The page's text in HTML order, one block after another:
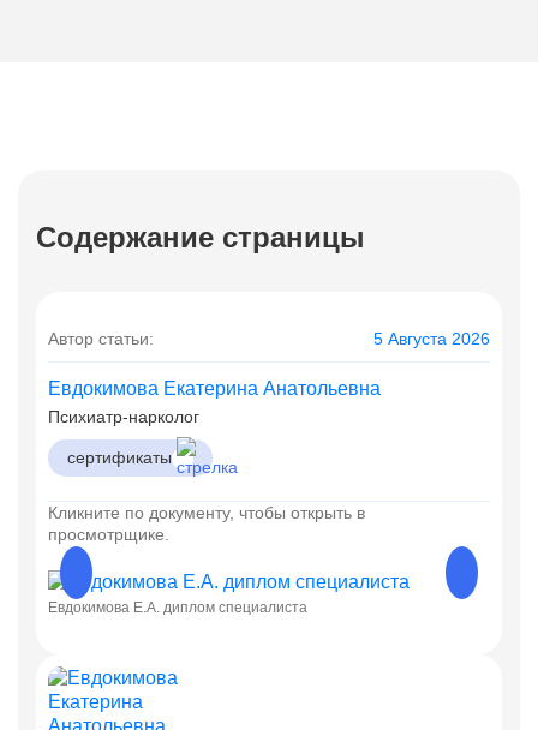
Содержание страницы
Автор статьи: 5 Августа 2026
Евдокимова Екатерина Анатольевна
Психиатр-нарколог
сертификаты
Кликните по документу, чтобы открыть в
просмотрщике.
Евдокимова Е.А. диплом специалиста